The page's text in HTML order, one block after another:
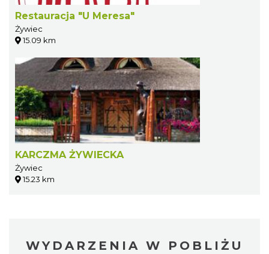
Restauracja "U Meresa"
Żywiec
15.09 km
KARCZMA ŻYWIECKA
Żywiec
15.23 km
WYDARZENIA W POBLIŻU